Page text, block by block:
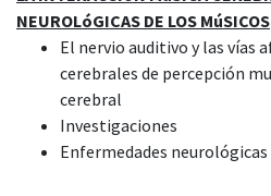
NEUROLóGICAS DE LOS MúSICOS
El nervio auditivo y las vías
cerebrales de percepción
cerebral
Investigaciones
Enfermedades neurológicas